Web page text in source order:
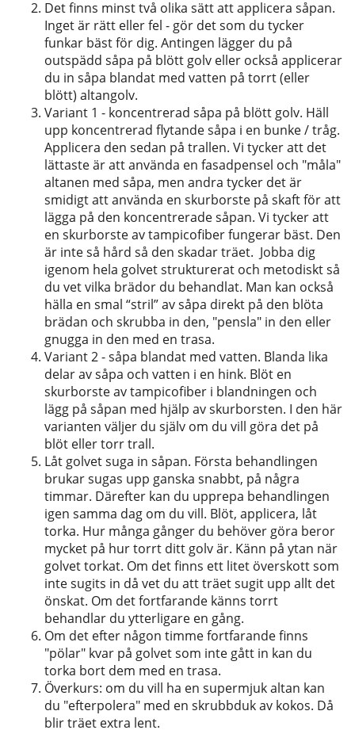
Det finns minst två olika sätt att applicera såpan.
Inget är rätt eller fel - gör det som du tycker
funkar bäst för dig. Antingen lägger du på
outspädd såpa på blött golv eller också applicerar
du in såpa blandat med vatten på torrt (eller
blött) altangolv.
Variant 1 - koncentrerad såpa på blött golv. Häll
upp koncentrerad flytande såpa i en bunke / tråg.
Applicera den sedan på trallen. Vi tycker att det
lättaste är att använda en fasadpensel och "måla"
altanen med såpa, men andra tycker det är
smidigt att använda en skurborste på skaft för att
lägga på den koncentrerade såpan. Vi tycker att
en skurborste av tampicofiber fungerar bäst. Den
är inte så hård så den skadar träet. Jobba dig
igenom hela golvet strukturerat och metodiskt så
du vet vilka brädor du behandlat. Man kan också
hälla en smal “stril” av såpa direkt på den blöta
brädan och skrubba in den, "pensla" in den eller
gnugga in den med en trasa.
Variant 2 - såpa blandat med vatten. Blanda lika
delar av såpa och vatten i en hink. Blöt en
skurborste av tampicofiber i blandningen och
lägg på såpan med hjälp av skurborsten. I den här
varianten väljer du själv om du vill göra det på
blöt eller torr trall.
Låt golvet suga in såpan. Första behandlingen
brukar sugas upp ganska snabbt, på några
timmar. Därefter kan du upprepa behandlingen
igen samma dag om du vill. Blöt, applicera, låt
torka. Hur många gånger du behöver göra beror
mycket på hur torrt ditt golv är. Känn på ytan när
golvet torkat. Om det finns ett litet överskott som
inte sugits in då vet du att träet sugit upp allt det
önskat. Om det fortfarande känns torrt
behandlar du ytterligare en gång.
Om det efter någon timme fortfarande finns
"pölar" kvar på golvet som inte gått in kan du
torka bort dem med en trasa.
Överkurs: om du vill ha en supermjuk altan kan
du "efterpolera" med en skrubbduk av kokos. Då
blir träet extra lent.